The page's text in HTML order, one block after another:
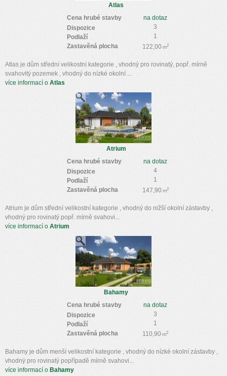
Atlas
na dotaz
Cena hrubé stavby
3
Dispozice
1
Podlaží
122,00 m2
Zastavěná plocha
Atlas je dům střední velikostní kategorie , vhodný pro rovinatý, popř. mírně
svahovitý pozemek , vhodný do nízké okolní ...
více informací o Atlas
Atrium
na dotaz
Cena hrubé stavby
4
Dispozice
1
Podlaží
147,90 m2
Zastavěná plocha
Atrium je dům střední velikostní kategorie , vhodný do nižší okolní zástavby ,
vhodný pro rovinatý popř. mírně svahovi...
více informací o Atrium
Bahamy
na dotaz
Cena hrubé stavby
3
Dispozice
1
Podlaží
110,90 m2
Zastavěná plocha
Bahamy je dům menší velikostní kategorie , vhodný do nízké okolní zástavby ,
vhodný pro rovinatý popřípadě mírně svahovi...
více informací o Bahamy